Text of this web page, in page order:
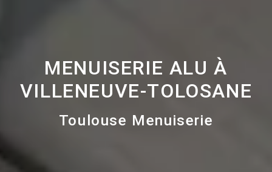
MENUISERIE ALU À
VILLENEUVE-TOLOSANE
Toulouse Menuiserie